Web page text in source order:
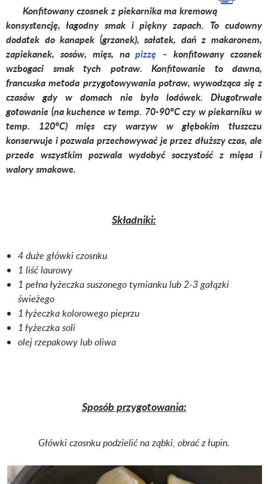
Konfitowany czosnek z piekarnika ma kremową
konsystencję, łagodny smak i piękny zapach. To cudowny
dodatek do kanapek (grzanek), sałatek, dań z makaronem,
zapiekanek, sosów, mięs, napizzę – konfitowany czosnek
wzbogaci smak tych potraw. Konfitowanie to dawna,
francuska metoda przygotowywania potraw, wywodząca się z
czasów gdy w domach nie było lodówek. Długotrwałe
gotowanie (na kuchence w temp. 70-90°C czy w piekarniku w
temp. 120°C) mięs czy warzyw w głębokim tłuszczu
konserwuje i pozwala przechowywać je przez dłuższy czas, ale
przede wszystkim pozwala wydobyć soczystość z mięsa i
walory smakowe.
Składniki:
4 duże główki czosnku
1 liść laurowy
1 pełna łyżeczka suszonego tymianku lub 2-3 gałązki
świeżego
1 łyżeczka kolorowego pieprzu
1 łyżeczka soli
olej rzepakowy lub oliwa
Sposób przygotowania:
Główki czosnku podzielić na ząbki, obrać z łupin.